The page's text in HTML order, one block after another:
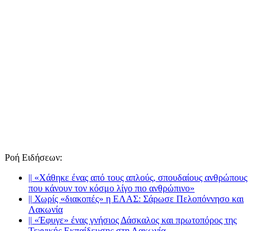
Ροή Ειδήσεων:
|| «Χάθηκε ένας από τους απλούς, σπουδαίους ανθρώπους
που κάνουν τον κόσμο λίγο πιο ανθρώπινο»
|| Χωρίς «διακοπές» η ΕΛΑΣ: Σάρωσε Πελοπόννησο και
Λακωνία
|| «Έφυγε» ένας γνήσιος Δάσκαλος και πρωτοπόρος της